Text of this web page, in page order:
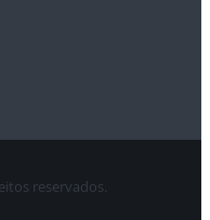
reservados.